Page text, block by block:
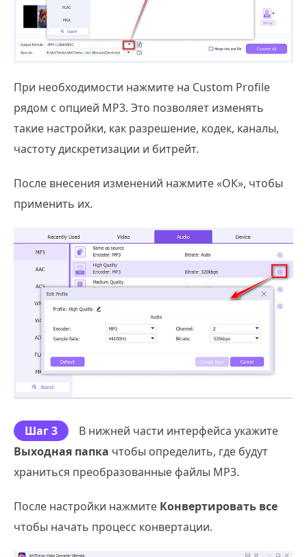
При необходимости нажмите на Custom Profile
рядом с опцией MP3. Это позволяет изменять
такие настройки, как разрешение, кодек, каналы,
частоту дискретизации и битрейт.
После внесения изменений нажмите «ОК», чтобы
применить их.
Шаг 3
В нижней части интерфейса укажите
Выходная папка чтобы определить, где будут
храниться преобразованные файлы MP3.
После настройки нажмите Конвертировать все
чтобы начать процесс конвертации.